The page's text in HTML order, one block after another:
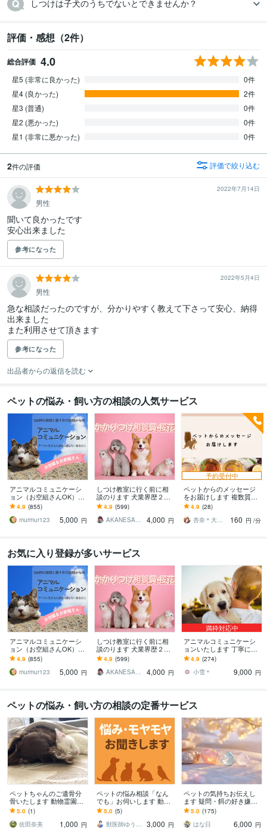
しつけは子犬のうちでないとできませんか？
評価・感想（2件）
総合評価 4.0
星5 (非常に良かった)
0件
星4 (良かった)
2件
星3 (普通)
0件
星2 (悪かった)
0件
星1 (非常に悪かった)
0件
2件の評価 評価で絞り込む
2022年7月14日
男性
聞いて良かったです
安心出来ました
参考になった
2022年5月4日
男性
急な相談だったのですが、分かりやすく教えて下さって安心、納得
出来ました
また利用させて頂きます
参考になった
出品者からの返信を読む
ペットの悩み・飼い方の相談の人気サービス
アニマルコミュニケーシ
ョン（お空組さんOK）し
ます 大切な動物の気持ち
を丁寧に読み取り文章に
整えてお届けします
4.9 (855)
murmur123
5,000 円
しつけ教室に行く前に相
談のります 犬業界歴２８
年(^^)かかりつけ相談員で
す！
4.9 (599)
AKANESAKURABANA
4,000 円
予約受付中
ペットからのメッセージ
をお届けします 複数質問
したい、ニュアンスもし
っかり感じ取りたい方に
お勧め
4.9 (28)
杏奈＊大切なメッセージをあなたに＊
160 円 /分
お気に入り登録が多いサービス
アニマルコミュニケーシ
ョン（お空組さんOK）し
ます 大切な動物の気持ち
を丁寧に読み取り文章に
整えてお届けします
4.9 (855)
murmur123
5,000 円
しつけ教室に行く前に相
談のります 犬業界歴２８
年(^^)かかりつけ相談員で
す！
4.9 (599)
AKANESAKURABANA
4,000 円
満枠対応中
アニマルコミュニケーシ
ョンいたします 丁寧にや
りとりさせていただきま
す！
4.9 (274)
小雪＊
9,000 円
ペットの悩み・飼い方の相談の定番サービス
ペットちゃんのご遺骨分
骨いたします 動物霊園ス
タッフが、ご分骨のお手
伝いをいたします(*´-`)
5.0 (1)
佐田奈美
1,000 円
ペットの悩み相談「なん
でも」お伺いします 動物
病院でモヤモヤがあるあ
なたに”納得”をお届けしま
す
5.0 (5)
獣医師ゆう｜ペットのお悩み相談室
3,000 円
ペットの気持ちお伝えし
ます 疑問・餌の好き嫌・
躾・体調・亡くなった子
の気持ち
5.0 (175)
はな日
6,000 円